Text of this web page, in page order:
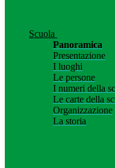
Scuola
Panoramica
Presentazione
I luoghi
Le persone
I numeri della
Le carte della
Organizzazione
La storia